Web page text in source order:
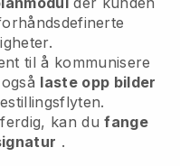
til å kommunisere
laste opp bilder
kan dufange
.